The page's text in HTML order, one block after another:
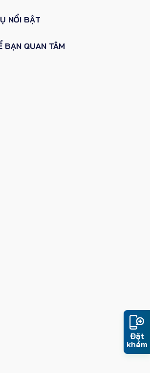
NỔI BẬT
BẠN QUAN TÂM
Đặt
khám